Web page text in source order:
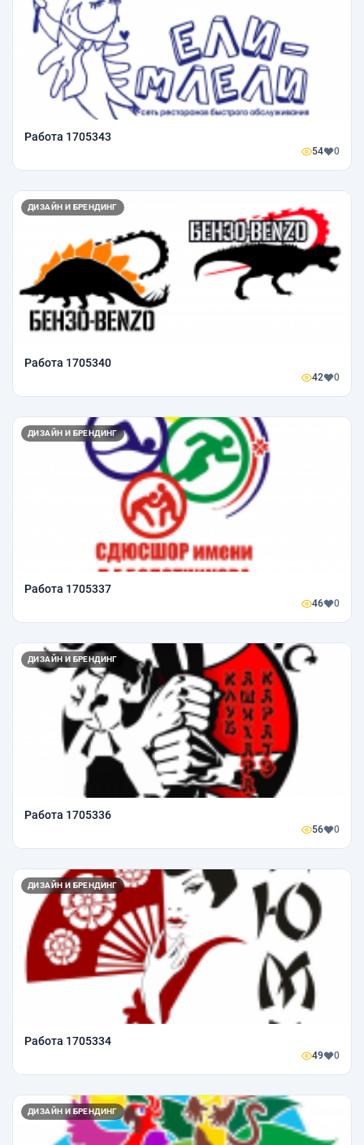
Работа 1705343
54 0
ДИЗАЙН И БРЕНДИНГ
Работа 1705340
42 0
ДИЗАЙН И БРЕНДИНГ
Работа 1705337
46 0
ДИЗАЙН И БРЕНДИНГ
Работа 1705336
56 0
ДИЗАЙН И БРЕНДИНГ
Работа 1705334
49 0
ДИЗАЙН И БРЕНДИНГ